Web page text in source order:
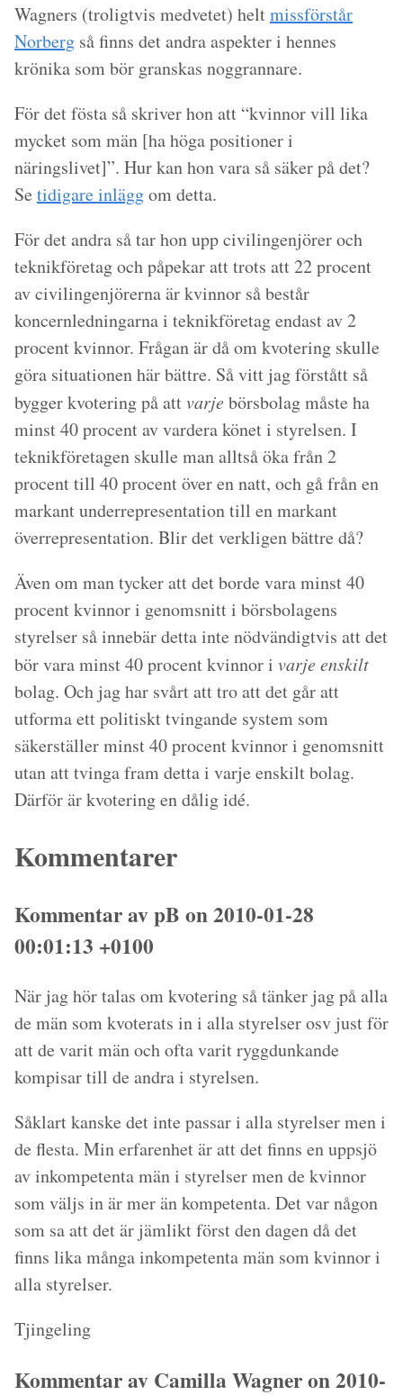
Wagners (troligtvis medvetet) heltmissförstår
Norberg så finns det andra aspekter i hennes
krönika som bör granskas noggrannare.
För det fösta så skriver hon att “kvinnor vill lika
mycket som män [ha höga positioner i
näringslivet]”. Hur kan hon vara så säker på det?
Se tidigare inläggom detta.
För det andra så tar hon upp civilingenjörer och
teknikföretag och påpekar att trots att 22 procent
av civilingenjörerna är kvinnor så består
koncernledningarna i teknikföretag endast av 2
procent kvinnor. Frågan är då om kvotering skulle
göra situationen här bättre. Så vitt jag förstått så
bygger kvotering på attvarjebörsbolag måste ha
minst 40 procent av vardera könet i styrelsen. I
teknikföretagen skulle man alltså öka från 2
procent till 40 procent över en natt, och gå från en
markant underrepresentation till en markant
överrepresentation. Blir det verkligen bättre då?
Även om man tycker att det borde vara minst 40
procent kvinnor i genomsnitt i börsbolagens
styrelser så innebär detta inte nödvändigtvis att det
bör vara minst 40 procent kvinnor i varje enskilt
bolag. Och jag har svårt att tro att det går att
utforma ett politiskt tvingande system som
säkerställer minst 40 procent kvinnor i genomsnitt
utan att tvinga fram detta i varje enskilt bolag.
Därför är kvotering en dålig idé.
Kommentarer
Kommentar av pB on 2010-01-28
00:01:13 +0100
När jag hör talas om kvotering så tänker jag på alla
de män som kvoterats in i alla styrelser osv just för
att de varit män och ofta varit ryggdunkande
kompisar till de andra i styrelsen.
Såklart kanske det inte passar i alla styrelser men i
de flesta. Min erfarenhet är att det finns en uppsjö
av inkompetenta män i styrelser men de kvinnor
som väljs in är mer än kompetenta. Det var någon
som sa att det är jämlikt först den dagen då det
finns lika många inkompetenta män som kvinnor i
alla styrelser.
Tjingeling
Kommentar av Camilla Wagner on 2010-